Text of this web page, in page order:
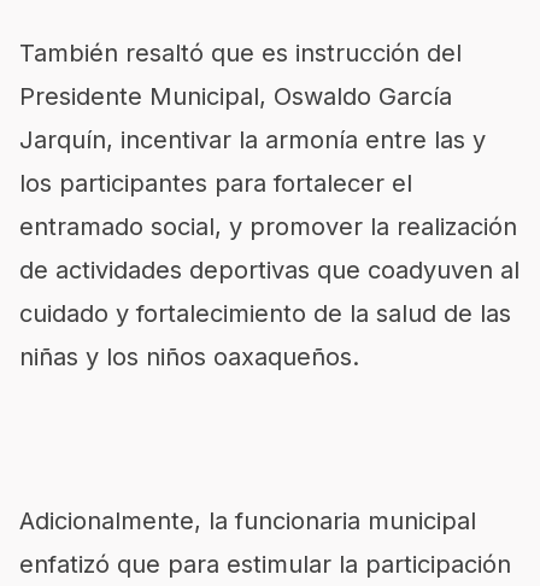
También resaltó que es instrucción del
Presidente Municipal, Oswaldo García
Jarquín, incentivar la armonía entre las y
los participantes para fortalecer el
entramado social, y promover la realización
de actividades deportivas que coadyuven al
cuidado y fortalecimiento de la salud de las
niñas y los niños oaxaqueños.
Adicionalmente, la funcionaria municipal
enfatizó que para estimular la participación